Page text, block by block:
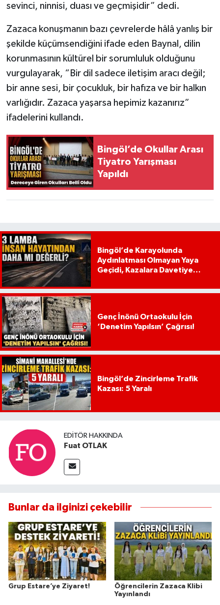
sevinci, ninnisi, duası ve geçmişidir” dedi.
Zazaca konuşmanın bazı çevrelerde hâlâ yanlış bir
şekilde küçümsendiğini ifade eden Baynal, dilin
korunmasının kültürel bir sorumluluk olduğunu
vurgulayarak, “Bir dil sadece iletişim aracı değil;
bir anne sesi, bir çocukluk, bir hafıza ve bir halkın
varlığıdır. Zazaca yaşarsa hepimiz kazanırız”
ifadelerini kullandı.
Bingöl’de Okullar Arası
Tiyatro Yarışması
Yapıldı
Bingöl’de Karayolunda
Aydınlatması Olmayan Yaya
Geçidi, Kazalara Davetiye
Genç İnönü Ortaokulu İçin
‘Denetim Yapılsın’ Çağrısı!
Bingöl’de Zincirleme Trafik
Kazası: 5 Yaralı
EDITÖR HAKKINDA
Fuat OTLAK
Bunlar da ilginizi çekebilir
Grup Estare’ye Ziyaret!
Öğrencilerin Zazaca Klibi
Yayınlandı